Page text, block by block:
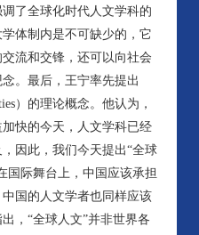
了全球化时代人文学科的
体制内是不可缺少的，它
流和交锋，还可以向社会
。最后，王宁率先提出
）的理论概念。他认为，
快的今天，人文学科已经
因此，我们今天提出“全球
国际舞台上，中国应该承担
国的人文学者也同样应该
，“全球人文”并非世界各